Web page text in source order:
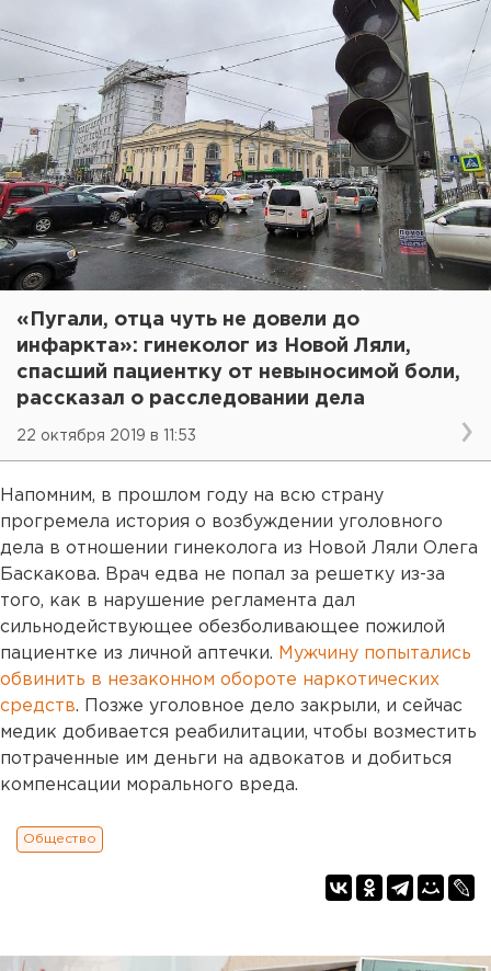
«Пугали, отца чуть не довели до
инфаркта»: гинеколог из Новой Ляли,
спасший пациентку от невыносимой боли,
рассказал о расследовании дела
22 октября 2019 в 11:53
Напомним, в прошлом году на всю страну
прогремела история о возбуждении уголовного
дела в отношении гинеколога из Новой Ляли Олега
Баскакова. Врач едва не попал за решетку из-за
того, как в нарушение регламента дал
сильнодействующее обезболивающее пожилой
пациентке из личной аптечки. Мужчину попытались
обвинить в незаконном обороте наркотических
средств. Позже уголовное дело закрыли, и сейчас
медик добивается реабилитации, чтобы возместить
потраченные им деньги на адвокатов и добиться
компенсации морального вреда.
Общество